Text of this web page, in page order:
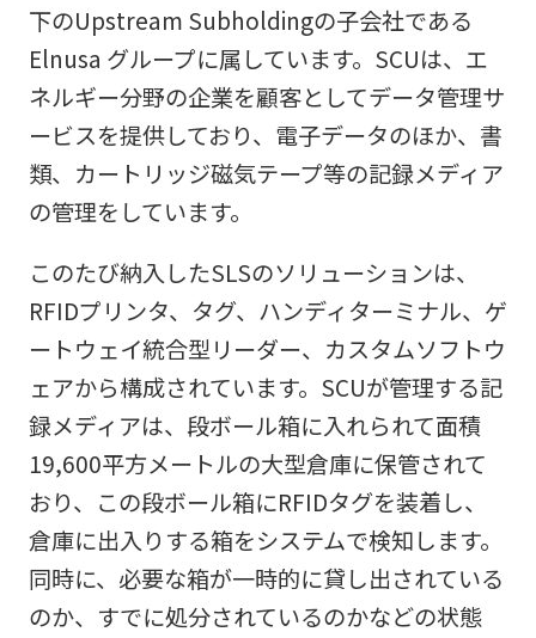
下のUpstream Subholdingの子会社である
Elnusa グループに属しています。SCUは、エ
ネルギー分野の企業を顧客としてデータ管理サ
ービスを提供しており、電子データのほか、書
類、カートリッジ磁気テープ等の記録メディア
の管理をしています。
このたび納入したSLSのソリューションは、
RFIDプリンタ、タグ、ハンディターミナル、ゲ
ートウェイ統合型リーダー、カスタムソフトウ
ェアから構成されています。SCUが管理する記
録メディアは、段ボール箱に入れられて面積
19,600平方メートルの大型倉庫に保管されて
おり、この段ボール箱にRFIDタグを装着し、
倉庫に出入りする箱をシステムで検知します。
同時に、必要な箱が一時的に貸し出されている
のか、すでに処分されているのかなどの状態